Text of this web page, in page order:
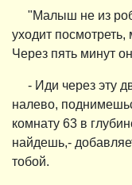
"Малыш не из
уходит
Через пять минут
- Иди через эту
налево,
комнату 63 в
найдешь,-
тобой.